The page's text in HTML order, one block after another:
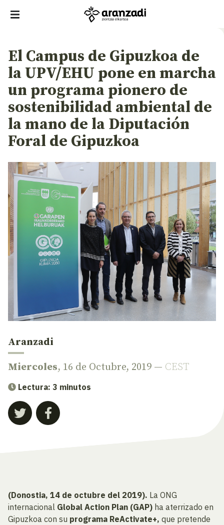
El Campus de Gipuzkoa de
la UPV/EHU pone en marcha
un programa pionero de
sostenibilidad ambiental de
la mano de la Diputación
Foral de Gipuzkoa
Aranzadi
Miercoles, 16 de Octubre, 2019 — CEST
Lectura: 3 minutos
(Donostia, 14 de octubre del 2019). La ONG
internacional Global Action Plan (GAP) ha aterrizado en
Gipuzkoa con su programa ReActivate+, que pretende